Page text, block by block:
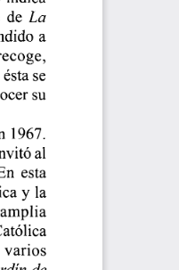
de
  La
a
se
su
1967.
al
esta
y  la
varios